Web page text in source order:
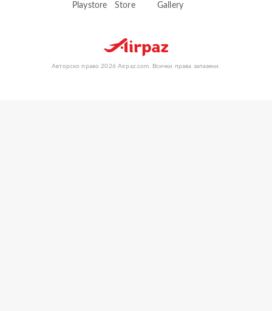
Авторско право 2026 Airpaz.com. Всички права запазени.